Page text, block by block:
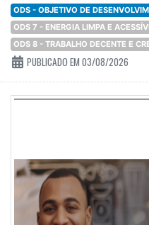
ODS - OBJETIVO DE
ODS 7 - ENERGIA LIMPA E
ODS 8 - TRABALHO DECENTE E
PUBLICADO EM 03/08/2026